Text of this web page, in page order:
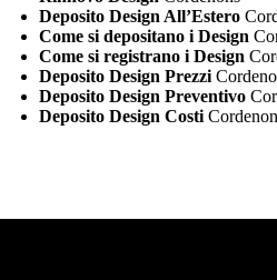
Deposito Design All’Estero
Come si depositano i Design
Come si registrano i Design
Deposito Design Prezzi
Deposito Design Preventivo
Deposito Design Costi